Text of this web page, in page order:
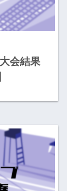
会結果